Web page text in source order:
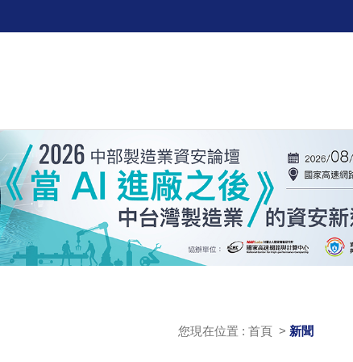
您現在位置 : 首頁 > 新聞